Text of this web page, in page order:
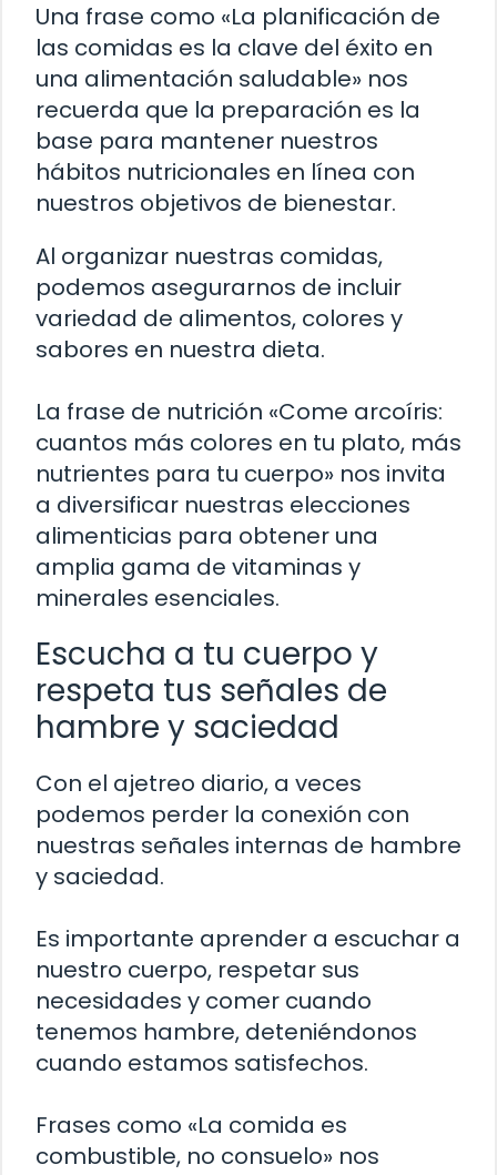
Una frase como «La planificación de
las comidas es la clave del éxito en
una alimentación saludable» nos
recuerda que la preparación es la
base para mantener nuestros
hábitos nutricionales en línea con
nuestros objetivos de bienestar.
Al organizar nuestras comidas,
podemos asegurarnos de incluir
variedad de alimentos, colores y
sabores en nuestra dieta.
La frase de nutrición «Come arcoíris:
cuantos más colores en tu plato, más
nutrientes para tu cuerpo» nos invita
a diversificar nuestras elecciones
alimenticias para obtener una
amplia gama de vitaminas y
minerales esenciales.
Escucha a tu cuerpo y
respeta tus señales de
hambre y saciedad
Con el ajetreo diario, a veces
podemos perder la conexión con
nuestras señales internas de hambre
y saciedad.
Es importante aprender a escuchar a
nuestro cuerpo, respetar sus
necesidades y comer cuando
tenemos hambre, deteniéndonos
cuando estamos satisfechos.
Frases como «La comida es
combustible, no consuelo» nos